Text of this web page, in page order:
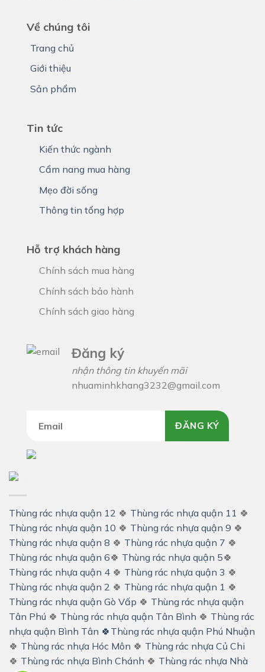
Về chúng tôi
Trang chủ
Giới thiệu
Sản phẩm
Tin tức
Kiến thức ngành
Cẩm nang mua hàng
Mẹo đời sống
Thông tin tổng hợp
Hỗ trợ khách hàng
Chính sách mua hàng
Chính sách bảo hành
Chính sách giao hàng
Đăng ký
nhận thông tin khuyến mãi
nhuaminhkhang3232@gmail.com
ĐĂNG KÝ
Thùng rác nhựa quận 12 🍀 Thùng rác nhựa quận 11 🍀
Thùng rác nhựa quận 10 🍀 Thùng rác nhựa quận 9 🍀
Thùng rác nhựa quận 8 🍀 Thùng rác nhựa quận 7 🍀
Thùng rác nhựa quận 6🍀 Thùng rác nhựa quận 5🍀
Thùng rác nhựa quận 4 🍀 Thùng rác nhựa quận 3 🍀
Thùng rác nhựa quận 2 🍀 Thùng rác nhựa quận 1 🍀
Thùng rác nhựa quận Gò Vấp 🍀 Thùng rác nhựa quận
Tân Phú 🍀 Thùng rác nhựa quận Tân Bình 🍀 Thùng rác
nhựa quận Bình Tân 🍀 Thùng rác nhựa quận Phú Nhuận
🍀 Thùng rác nhựa Hóc Môn 🍀 Thùng rác nhựa Củ Chi
🍀 Thùng rác nhựa Bình Chánh 🍀 Thùng rác nhựa Nhà